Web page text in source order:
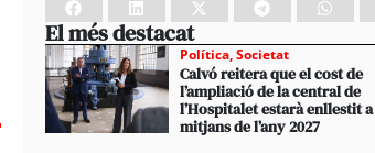
El més destacat
Política,Societat
Calvó reitera que el cost de
l’ampliació de la central de
l’Hospitalet estarà enllestit a
mitjans de l’any 2027